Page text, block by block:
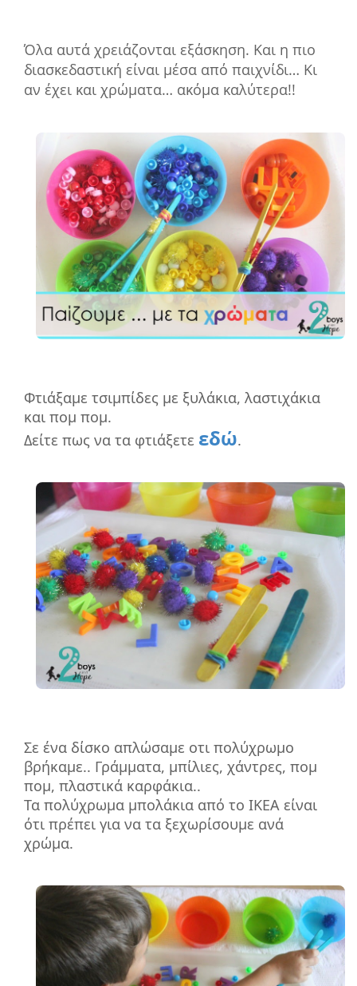
Όλα αυτά χρειάζονται εξάσκηση. Και η πιο
διασκεδαστική είναι μέσα από παιχνίδι… Κι
αν έχει και χρώματα… ακόμα καλύτερα!!
Φτιάξαμε τσιμπίδες με ξυλάκια, λαστιχάκια
και πομ πομ.
Δείτε πως να τα φτιάξετε εδώ.
Σε ένα δίσκο απλώσαμε οτι πολύχρωμο
βρήκαμε.. Γράμματα, μπίλιες, χάντρες, πομ
πομ, πλαστικά καρφάκια..
Τα πολύχρωμα μπολάκια από το IKEA είναι
ότι πρέπει για να τα ξεχωρίσουμε ανά
χρώμα.